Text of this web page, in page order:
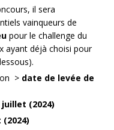
il sera
vainqueurs de
pour le challenge du
ayant déjà choisi pour
> date de levée de
juillet (2024)